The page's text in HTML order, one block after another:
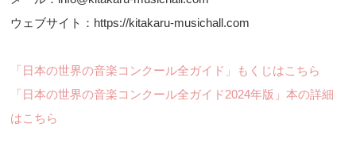
ウェブサイト：https://kitakaru-musichall.com
「日本の世界の音楽コンクール全ガイド」もくじはこちら
「日本の世界の音楽コンクール全ガイド2024年版」本の詳細
はこちら